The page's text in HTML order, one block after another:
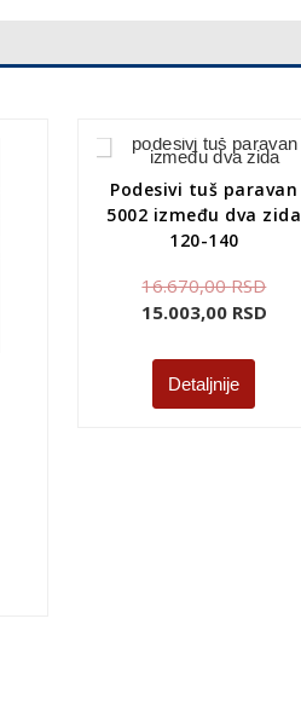
Podesivi tuš paravan
5002 između dva zida
120-140
16.670,00RSD
15.003,00 RSD
Detaljnije